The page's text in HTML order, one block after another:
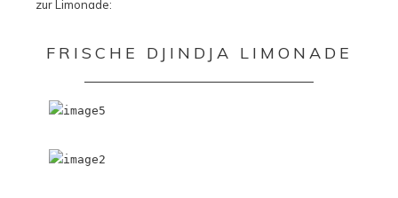
zur Limonade:
FRISCHE DJINDJA LIMONADE